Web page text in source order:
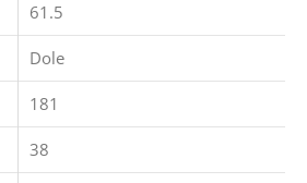
61.5
Dole
181
38